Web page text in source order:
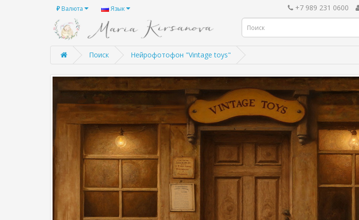
₽ Валюта Язык +7 989 231 0600
Поиск Нейрофотофон "Vintage toys"